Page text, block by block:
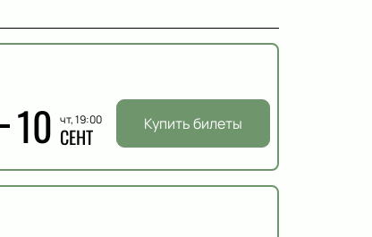
10 чт, 19:00
СЕНТ Купить билеты